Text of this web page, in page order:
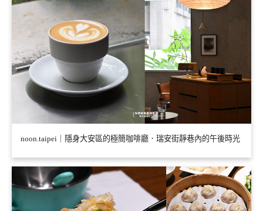
noon.taipei｜隱身大安區的極簡咖啡廳．瑞安街靜巷內的午後時光